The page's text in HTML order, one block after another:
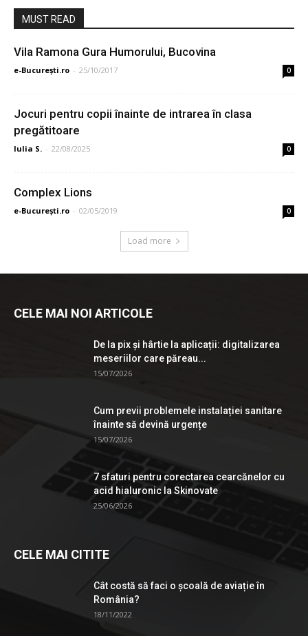
MUST READ
Vila Ramona Gura Humorului, Bucovina
e-București.ro - 25/10/2017 0
Jocuri pentru copii înainte de intrarea în clasa
pregătitoare
Iulia S. - 22/08/2025 0
Complex Lions
e-București.ro - 02/05/2019 0
Load more
CELE MAI NOI ARTICOLE
De la pix şi hârtie la aplicații: digitalizarea
meseriilor care păreau...
15/07/2026
Cum previi problemele instalației sanitare
înainte să devină urgențe
15/07/2026
7 sfaturi pentru corectarea cearcănelor cu
acid hialuronic la Skinovate
25/06/2026
CELE MAI CITITE
Cât costă să faci o școală de aviație în
România?
18/11/2022